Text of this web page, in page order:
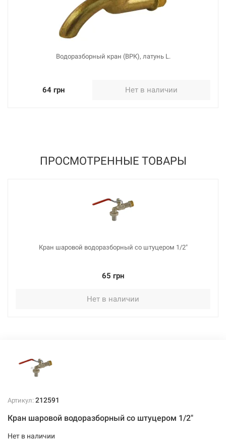
Водоразборный кран (ВРК), латунь L.
64 грн Нет в наличии
ПРОСМОТРЕННЫЕ ТОВАРЫ
Кран шаровой водоразборный со штуцером 1/2"
65 грн
Нет в наличии
Артикул: 212591
Кран шаровой водоразборный со штуцером 1/2"
Нет в наличии